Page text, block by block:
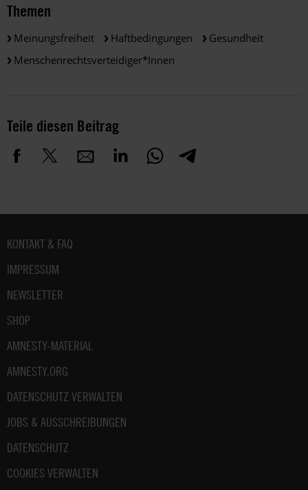
Themen
Meinungsfreiheit Haftbedingungen
Gesundheit
Menschenrechtsverteidiger*innen
Teile diesen Beitrag
Fußbereich
KONTAKT & FAQ
IMPRESSUM
NEWSLETTER
SHOP
AMNESTY-MATERIAL
AMNESTY.ORG
DATENSCHUTZ VERWALTEN
JOBS & AUSSCHREIBUNGEN
DATENSCHUTZ
COOKIES VERWALTEN